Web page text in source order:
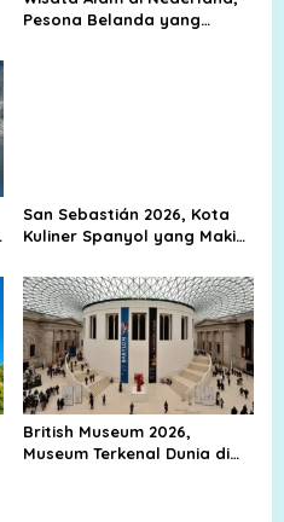
Pesona Belanda yang
San Sebastián 2026, Kota
Kuliner Spanyol yang Makin
British Museum 2026,
Museum Terkenal Dunia di